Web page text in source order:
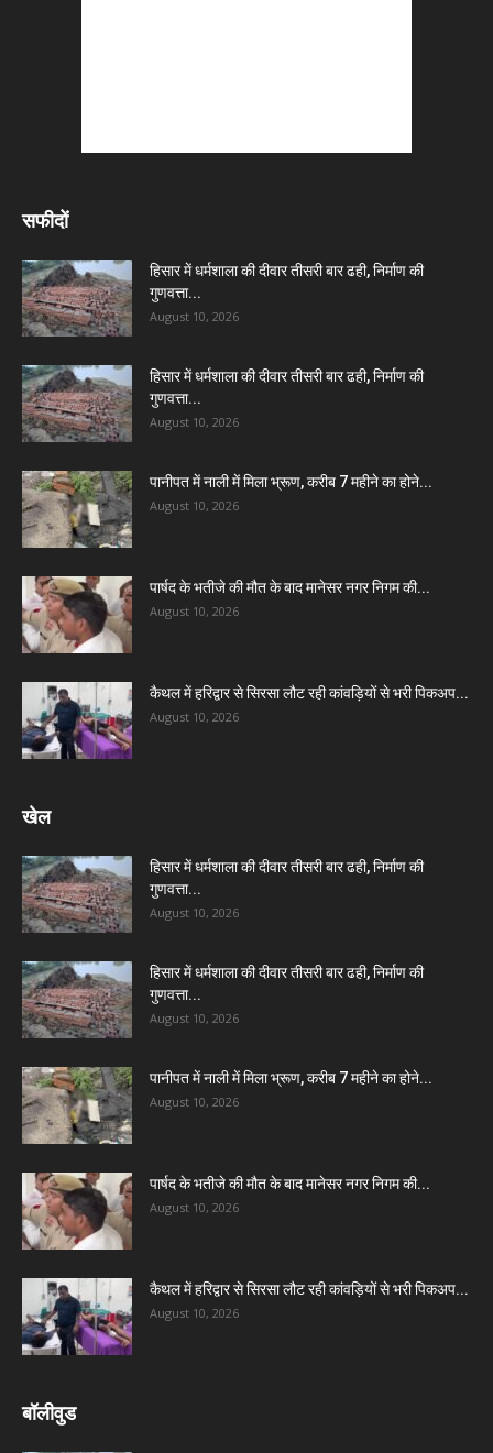
सफीदों
हिसार में धर्मशाला की दीवार तीसरी बार ढही, निर्माण की
गुणवत्ता...
August 10, 2026
हिसार में धर्मशाला की दीवार तीसरी बार ढही, निर्माण की
गुणवत्ता...
August 10, 2026
पानीपत में नाली में मिला भ्रूण, करीब 7 महीने का होने...
August 10, 2026
पार्षद के भतीजे की मौत के बाद मानेसर नगर निगम की...
August 10, 2026
कैथल में हरिद्वार से सिरसा लौट रही कांवड़ियों से भरी पिकअप...
August 10, 2026
खेल
हिसार में धर्मशाला की दीवार तीसरी बार ढही, निर्माण की
गुणवत्ता...
August 10, 2026
हिसार में धर्मशाला की दीवार तीसरी बार ढही, निर्माण की
गुणवत्ता...
August 10, 2026
पानीपत में नाली में मिला भ्रूण, करीब 7 महीने का होने...
August 10, 2026
पार्षद के भतीजे की मौत के बाद मानेसर नगर निगम की...
August 10, 2026
कैथल में हरिद्वार से सिरसा लौट रही कांवड़ियों से भरी पिकअप...
August 10, 2026
बॉलीवुड